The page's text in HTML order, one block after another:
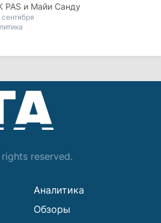
PAS и Майи Санду
сентября
reserved.
Аналитика
Обзоры